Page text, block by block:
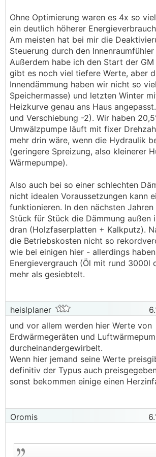
Ohne Optimierung waren es 4x so
ein deutlich höherer
Am meisten hat bei mir die
Steuerung durch den
Außerdem habe ich den Start der
gibt es noch viel tiefere Werte, aber
Innendämmung haben wir nicht so viel
Speichermasse) und letzten Winter
Heizkurve genau ans Haus
und Verschiebung -2). Wir haben
Umwälzpumpe läuft mit fixer
mehr drin wäre, wenn die Hydraulik
(geringere Spreizung, also kleinerer
Wärmepumpe).
Also auch bei so einer schlechten
nicht idealen Voraussetzungen kann
funktionieren. In den nächsten
Stück für Stück die Dämmung außen
dran (Holzfaserplatten + Kalkputz).
die Betriebskosten nicht so
wie bei einigen hier - allerdings
Energievergrauch (Öl mit rund 3000l
mehr als gesiebtelt.
heislplaner
und vor allem werden hier Werte von
Erdwärmegeräten und
durcheinandergewirbelt.
Wenn hier jemand seine Werte
definitiv der Typus auch
sonst bekommen einige einen
Oromis